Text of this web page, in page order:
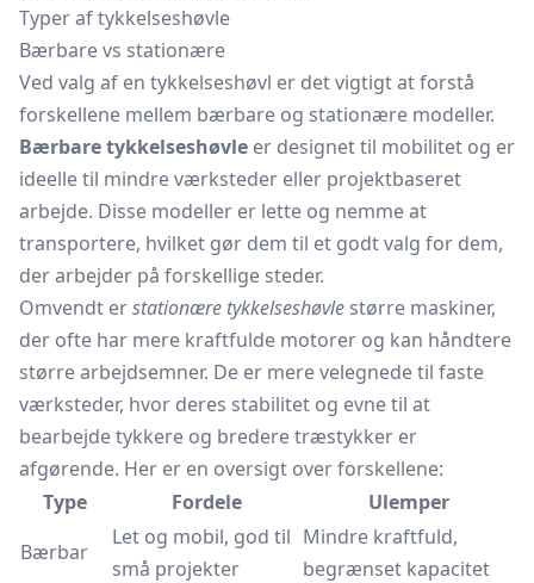
Typer af tykkelseshøvle
Bærbare vs stationære
Ved valg af en tykkelseshøvl er det vigtigt at forstå
forskellene mellem bærbare og stationære modeller.
Bærbare tykkelseshøvle er designet til mobilitet og er
ideelle til mindre værksteder eller projektbaseret
arbejde. Disse modeller er lette og nemme at
transportere, hvilket gør dem til et godt valg for dem,
der arbejder på forskellige steder.
Omvendt erstationære tykkelseshøvle større maskiner,
der ofte har mere kraftfulde motorer og kan håndtere
større arbejdsemner. De er mere velegnede til faste
værksteder, hvor deres stabilitet og evne til at
bearbejde tykkere og bredere træstykker er
afgørende. Her er en oversigt over forskellene:
Type
Fordele
Ulemper
Bærbar
Let og mobil, god til
små projekter
Mindre kraftfuld,
begrænset kapacitet